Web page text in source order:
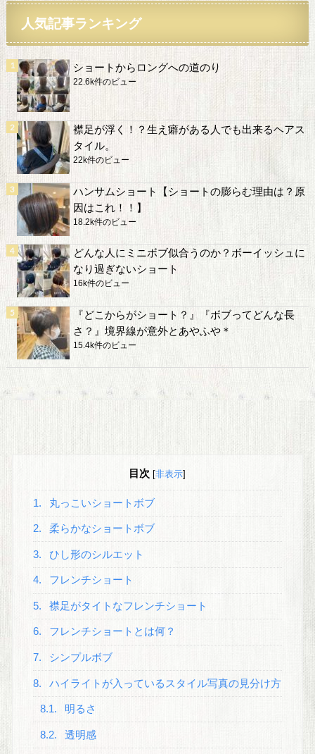
人気記事ランキング
ショートからロングへの道のり
22.6k件のビュー
襟足が浮く！？生え癖がある人でも出来るヘアス
タイル。
22k件のビュー
ハンサムショート【ショートの膨らむ理由は？原
因はこれ！！】
18.2k件のビュー
どんな人にミニボブ似合うのか？ボーイッシュに
なり過ぎないショート
16k件のビュー
『どこからがショート？』『ボブってどんな長
さ？』境界線が意外とあやふや＊
15.4k件のビュー
目次 [非表示]
1. 丸っこいショートボブ
2. 柔らかなショートボブ
3. ひし形のシルエット
4. フレンチショート
5. 襟足がタイトなフレンチショート
6. フレンチショートとは何？
7. シンプルボブ
8. ハイライトが入っているスタイル写真の見分け方
8.1. 明るさ
8.2. 透明感